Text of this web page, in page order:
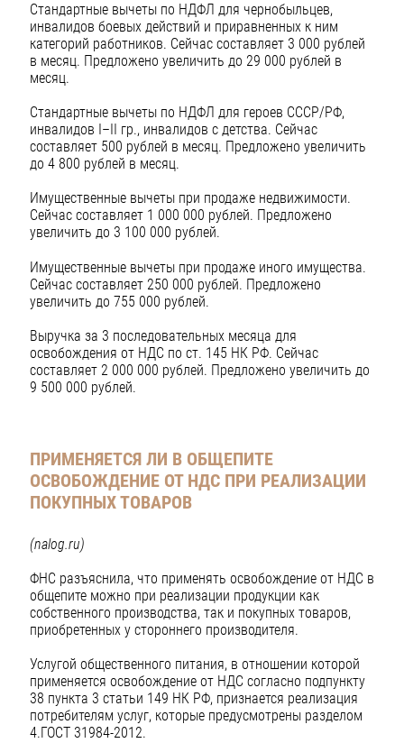
Стандартные вычеты по НДФЛ для чернобыльцев,
инвалидов боевых действий и приравненных к ним
категорий работников. Сейчас составляет 3 000 рублей
в месяц. Предложено увеличить до 29 000 рублей в
месяц.
Стандартные вычеты по НДФЛ для героев СССР/РФ,
инвалидов I–II гр., инвалидов с детства. Сейчас
составляет 500 рублей в месяц. Предложено увеличить
до 4 800 рублей в месяц.
Имущественные вычеты при продаже недвижимости.
Сейчас составляет 1 000 000 рублей. Предложено
увеличить до 3 100 000 рублей.
Имущественные вычеты при продаже иного имущества.
Сейчас составляет 250 000 рублей. Предложено
увеличить до 755 000 рублей.
Выручка за 3 последовательных месяца для
освобождения от НДС по ст. 145 НК РФ. Сейчас
составляет 2 000 000 рублей. Предложено увеличить до
9 500 000 рублей.
ПРИМЕНЯЕТСЯ ЛИ В ОБЩЕПИТЕ
ОСВОБОЖДЕНИЕ ОТ НДС ПРИ РЕАЛИЗАЦИИ
ПОКУПНЫХ ТОВАРОВ
(nalog.ru)
ФНС разъяснила, что применять освобождение от НДС в
общепите можно при реализации продукции как
собственного производства, так и покупных товаров,
приобретенных у стороннего производителя.
Услугой общественного питания, в отношении которой
применяется освобождение от НДС согласно подпункту
38 пункта 3 статьи 149 НК РФ, признается реализация
потребителям услуг, которые предусмотрены разделом
4.ГОСТ 31984-2012.